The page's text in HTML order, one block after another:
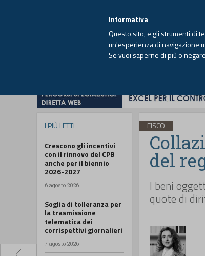
I PIÙ LETTI
Crescono gli incentivi
con il rinnovo del CPB
anche per il biennio
2026-2027
6 agosto 2026
Soglia di tolleranza per
la trasmissione
telematica dei
corrispettivi giornalieri
7 agosto 2026
FISCO
del
I beni
quote di
Informativa
Questo sito, e gli strumenti di
un'esperienza di navigazione
Se vuoi saperne di più o